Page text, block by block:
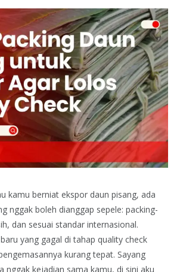
kamu berniat ekspor daun pisang, ada
nggak boleh dianggap sepele: packing-
dan sesuai standar internasional.
yang gagal di tahap quality check
kurang tepat. Sayang
nggak kejadian sama kamu, di sini aku